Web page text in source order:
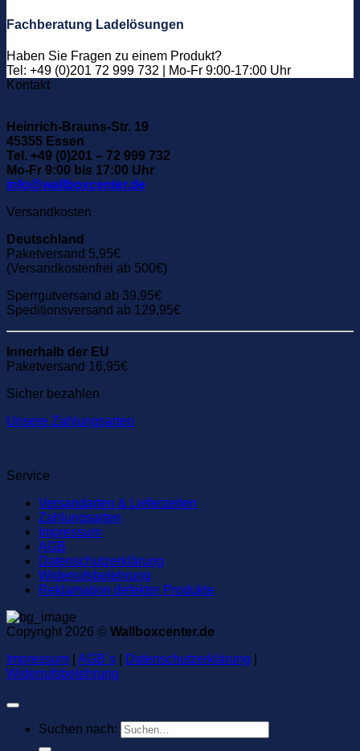
Fachberatung Ladelösungen
Haben Sie Fragen zu einem Produkt?
Tel: +49 (0)201 72 999 732 | Mo-Fr 9:00-17:00 Uhr
Kontakt
Heinrich-Brauns-Str. 19
45355 Essen
Tel. +49 (0)201 – 72 999 732
Mo-Fr 9:00 bis 17:00 Uhr
info@wallboxcenter.de
Versandkosten
Deutschland
Paketversand 5,95€
(Versandkostenfrei ab 500€)
Sperrgutversand ab 39,95€
Speditionsversand ab 129,95€
Innerhalb der EU
Paketversand 16,95€
Sicher bezahlen
Unsere Zahlungsarten
Service
Versandarten & Lieferzeiten
Zahlungsarten
Impressum
AGB
Datenschutzerklärung
Widerrufsbelehrung
Reklamation defekter Produkte
Copyright 2026 © Wallboxcenter.de
Impressum
AGB´s Datenschutzerklärung
Widerrufsbelehrung
Suchen nach: